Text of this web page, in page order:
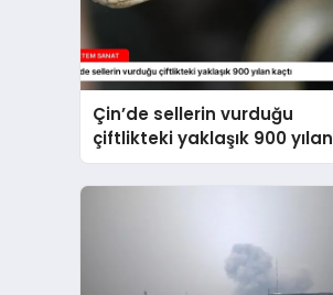
Çin’de sellerin vurduğu
çiftlikteki yaklaşık 900 yılan
kaçtı